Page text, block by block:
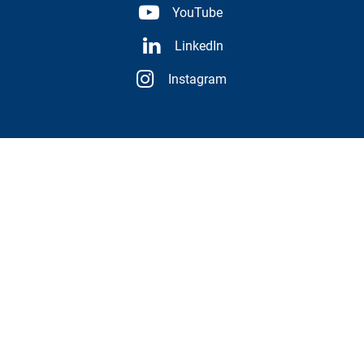
YouTube
LinkedIn
Instagram